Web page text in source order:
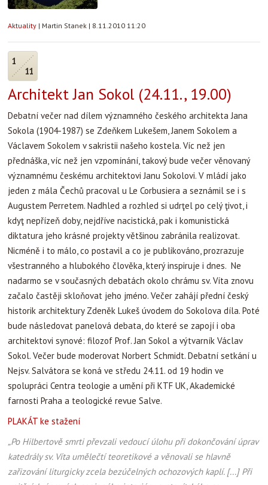
Aktuality | Martin Stanek | 8.11.2010 11:20
1
11
Architekt Jan Sokol (24.11., 19.00)
Debatní večer nad dílem významného českého architekta Jana
Sokola (1904-1987) se Zdeňkem Lukešem, Janem Sokolem a
Václavem Sokolem v sakristii našeho kostela. Víc než jen
přednáška, víc než jen vzpomínání, takový bude večer věnovaný
významnému českému architektovi Janu Sokolovi. V mládí jako
jeden z mála Čechů pracoval u Le Corbusiera a seznámil se i s
Augustem Perretem. Nadhled a rozhled si udrţel po celý ţivot, i
kdyţ nepřízeň doby, nejdříve nacistická, pak i komunistická
diktatura jeho krásné projekty většinou zabránila realizovat.
Nicméně i to málo, co postavil a co je publikováno, prozrazuje
všestranného a hlubokého člověka, který inspiruje i dnes. Ne
nadarmo se v současných debatách okolo chrámu sv. Víta znovu
začalo častěji skloňovat jeho jméno. Večer zahájí přední český
historik architektury Zdeněk Lukeš úvodem do Sokolova díla. Poté
bude následovat panelová debata, do které se zapojí i oba
architektovi synové: filozof Prof. Jan Sokol a výtvarník Václav
Sokol. Večer bude moderovat Norbert Schmidt. Debatní setkání u
Nejsv. Salvátora se koná ve středu 24.11. od 19 hodin ve
spolupráci Centra teologie a umění při KTF UK, Akademické
farnosti Praha a teologické revue Salve.
PLAKÁT ke stažení
„Po Hilbertově smrti převzali vedoucí úlohu při dokončování úprav
katedrály sv. Víta umělečtí teoretikové a věnovali se hlavně
zařizování liturgicky zcela bezúčelných ochozových kaplí. [...] Při